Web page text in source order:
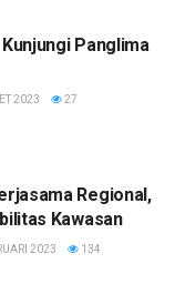
Panglima
2023 27
Regional,
Kawasan
2023 134